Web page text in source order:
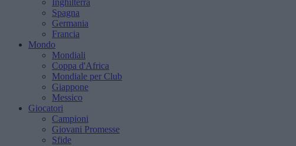
Inghilterra
Spagna
Germania
Francia
Mondo
Mondiali
Coppa d'Africa
Mondiale per Club
Giappone
Messico
Giocatori
Campioni
Giovani Promesse
Sfide